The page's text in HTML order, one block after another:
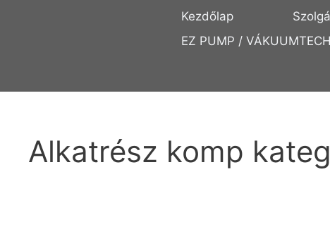
Kezdőlap
EZ PUMP /
Alkatrész komp